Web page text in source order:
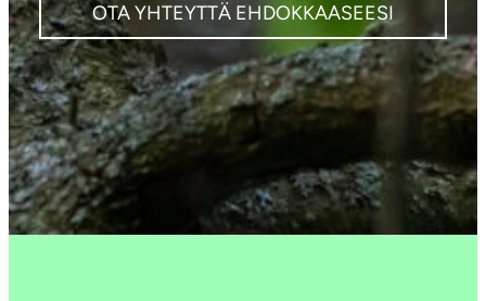
OTA YHTEYTTÄ EHDOKKAASEESI